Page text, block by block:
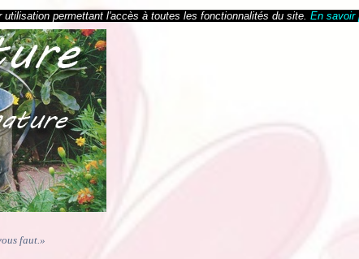
permettant l'accès à toutes les fonctionnalités du site. En savoir
faut.»